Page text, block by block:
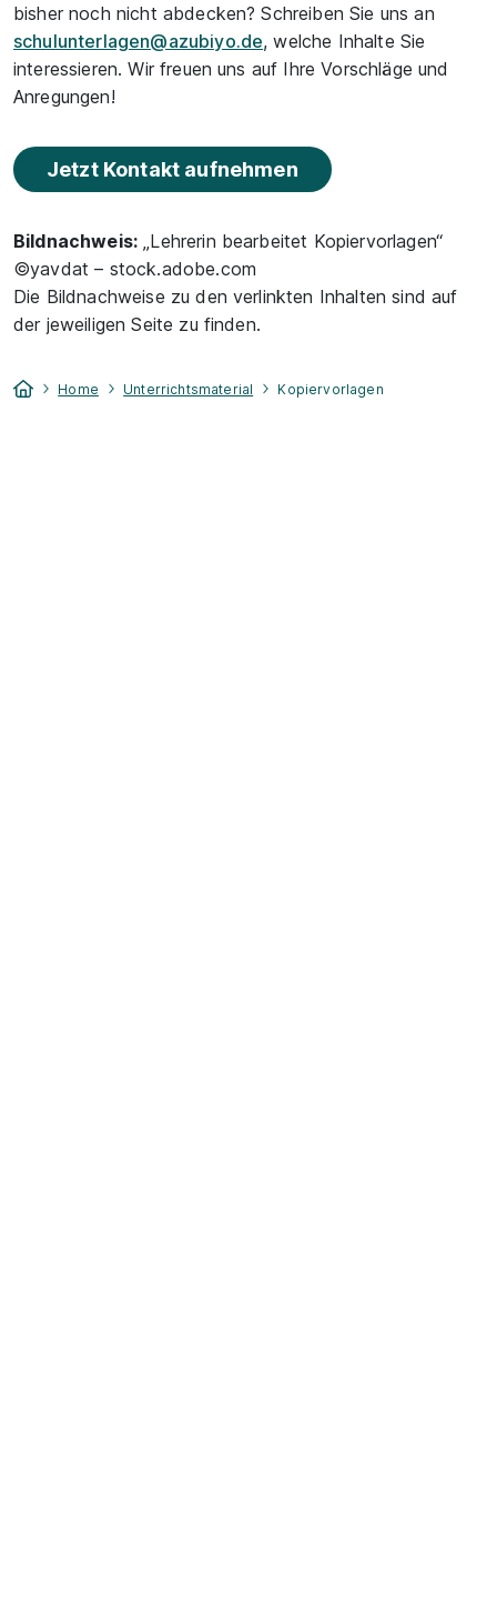
bisher noch nicht abdecken? Schreiben Sie uns an
schulunterlagen@azubiyo.de, welche Inhalte Sie
interessieren. Wir freuen uns auf Ihre Vorschläge und
Anregungen!
Jetzt Kontakt aufnehmen
Bildnachweis: „Lehrerin bearbeitet Kopiervorlagen“
©yavdat – stock.adobe.com
Die Bildnachweise zu den verlinkten Inhalten sind auf
der jeweiligen Seite zu finden.
Home Unterrichtsmaterial Kopiervorlagen